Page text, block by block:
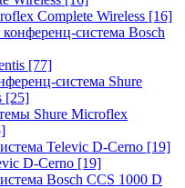
Complete Wireless [16]
система Bosch
[77]
система Shure
[25]
Shure Microflex
Televic D-Cerno [19]
D-Cerno [19]
Bosch CCS 1000 D